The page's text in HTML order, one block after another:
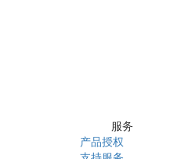
服务
产品授权